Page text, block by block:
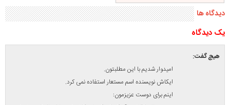
دیدگاه ها
يک ديدگاه
هیچگفت:
امیدوار شدیم با این مطلبتون.
ایکاش نویسنده اسم مستعار استفاده نمی کرد.
اینم برای دوست عزیزمون: